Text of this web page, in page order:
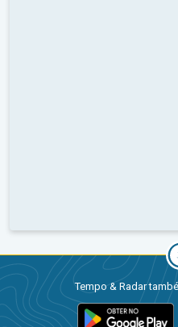
Tempo & Radar